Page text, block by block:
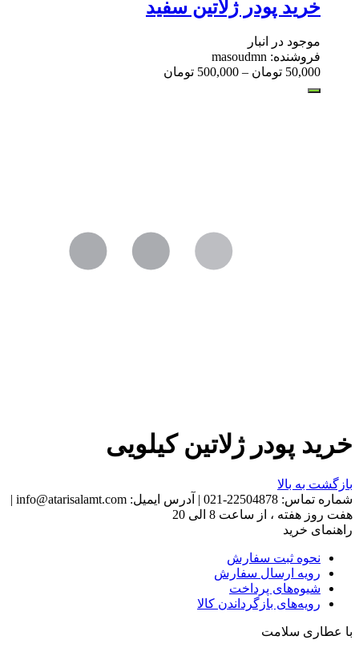
خرید پودر ژلاتین سفید
موجود در انبار
فروشنده: masoudmn
50,000 تومان –
500,000 تومان
خرید پودر ژلاتین کیلویی
بازگشت به بالا
شماره تماس: 22504878-021
| آدرس ایمیل: info@atarisalamt.com
|
هفت روز هفته ، از ساعت 8 الی 20
راهنمای خرید
نحوه ثبت سفارش
رویه ارسال سفارش
شیوه‌های پرداخت
رویه‌های بازگرداندن کالا
با عطاری سلامت